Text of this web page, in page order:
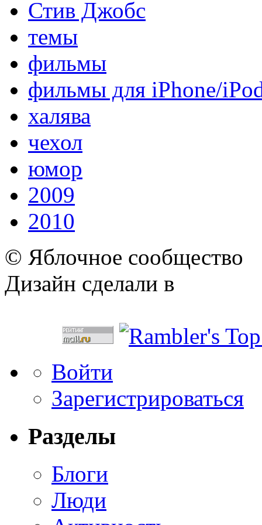
Стив Джобс
темы
фильмы
фильмы для iPhone/
халява
чехол
юмор
2009
2010
© Яблочное сообщество
Дизайн сделали в
Войти
Зарегистрироваться
Разделы
Блоги
Люди